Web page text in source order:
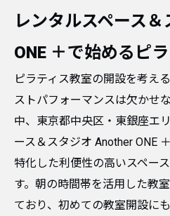
レンタルスペース
ONE ＋で始めるピ
ピラティス教室の開設を考え
ストパフォーマンスは欠かせ
中、東京都中央区・東銀座エ
ース＆スタジオ Another ONE
特化した利便性の高いスペー
す。朝の時間帯を活用した教
ており、初めての教室開設にも